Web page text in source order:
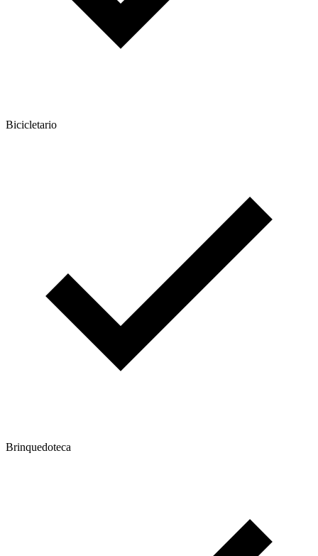
Bicicletario
Brinquedoteca